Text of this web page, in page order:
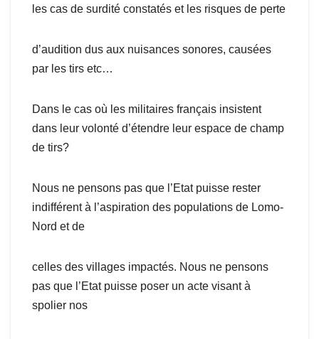
les cas de surdité constatés et les risques de perte
d’audition dus aux nuisances sonores, causées
par les tirs etc…
Dans le cas où les militaires français insistent
dans leur volonté d’étendre leur espace de champ
de tirs?
Nous ne pensons pas que l’Etat puisse rester
indifférent à l’aspiration des populations de Lomo-
Nord et de
celles des villages impactés. Nous ne pensons
pas que l’Etat puisse poser un acte visant à
spolier nos